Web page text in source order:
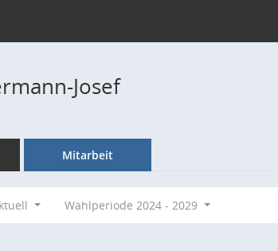
Josef
Mitarbeit
Wahlperiode 2024 - 2029